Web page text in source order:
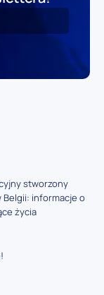
stworzony
Belgii: informacje o
życia